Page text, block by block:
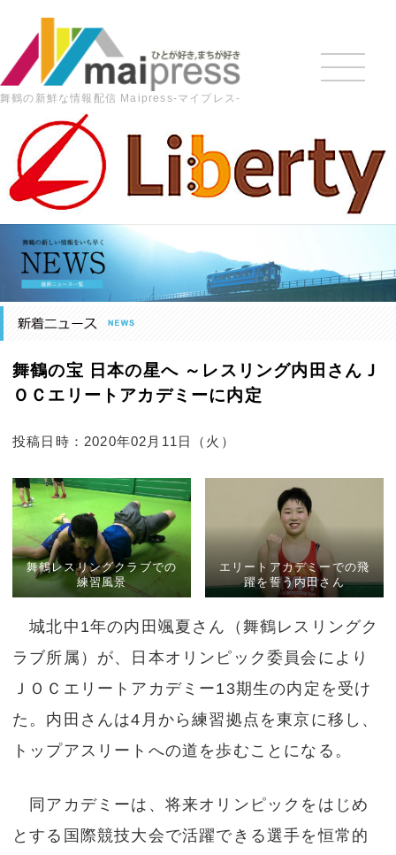
舞鶴の新鮮な情報配信 Maipress-マイプレス-
HOME > 最新の記事 > スポーツ > 舞鶴の宝 日本の星へ ～
レスリング内田さんＪＯＣエリートアカデミーに内定
舞鶴の宝 日本の星へ ～レスリング内田さんＪ
ＯＣエリートアカデミーに内定
投稿日時：2020年02月11日（火）
舞鶴レスリングクラブでの
練習風景
エリートアカデミーでの飛
躍を誓う内田さん
城北中1年の内田颯夏さん（舞鶴レスリングク
ラブ所属）が、日本オリンピック委員会により
ＪＯＣエリートアカデミー13期生の内定を受け
た。内田さんは4月から練習拠点を東京に移し、
トップアスリートへの道を歩むことになる。
同アカデミーは、将来オリンピックをはじめ
とする国際競技大会で活躍できる選手を恒常的